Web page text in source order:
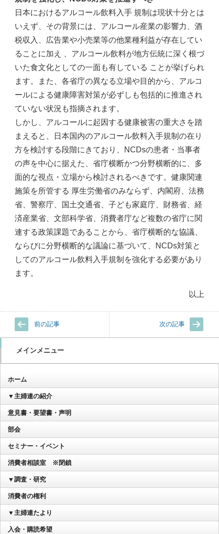
日本におけるアルコール飲料入手 規制は現状十分とは
いえず、その背景には、アルコール産業の影響力、酒
税収入、広告業や小売業等の他業種利益が存在してい
ることに加え 、アルコール飲料が地方伝統に深く根づ
いた食文化としての一面も有している ことが挙げられ
ます。また、各省庁の異なる立場や目的から、アルコ
ールによる健康障害対策が必ずしも包括的に推進され
ていない状況も指摘されます。
しかし、アルコールに起因する健康被害の重大さを踏
まえると、日本国内のアルコール飲料入手規制の在り
方を検討する段階にきており、NCDsの患者・当事者
の声を中心に据えた、省庁横断かつ分野横断的に、多
面的な視点・立場から検討されるべきです。健康関連
施策を所管する 厚生労働省のみならず、内閣府、法務
省、警察庁、国土交通省、子ども家庭庁、財務省、経
済産業省、文部科学省、消費者庁など複数の省庁に関
連する政策課題であることから、省庁横断的な協議、
ならびに分野横断的な議論に基づいて、NCDs対策と
してのアルコール飲料入手規制を強化する必要があり
ます。
以上
前の記事 次の記事
メインメニュー
ホーム
▼主婦連の紹介
意見書・要望書・声明
部会
セミナー・イベント
消費者相談室 ※閉鎖
▼調査・研究
消費者の権利
▼主婦連たより
入会・購読希望